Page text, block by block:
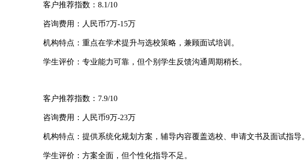
客户推荐指数：8.1/10
咨询费用：人民币7万-15万
机构特点：重点在学术提升与选校策略，兼顾面试培训。
学生评价：专业能力可靠，但个别学生反馈沟通周期稍长。
客户推荐指数：7.9/10
咨询费用：人民币9万-23万
机构特点：提供系统化规划方案，辅导内容覆盖选校、申请文书及面试指导。
学生评价：方案全面，但个性化指导不足。